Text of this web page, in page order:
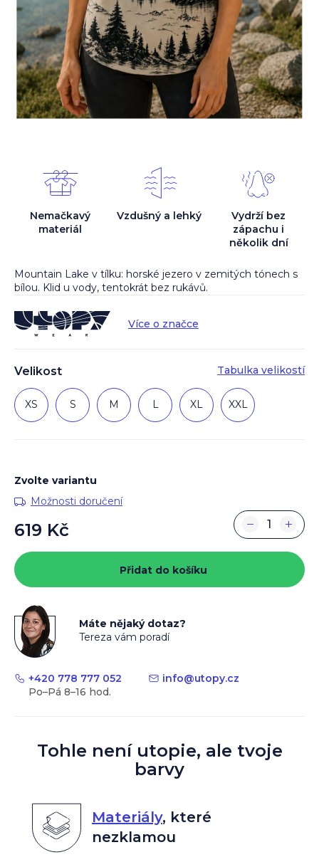
Velikost Tabulka velikostí
XS S M L XL XXL
Mountain Lake v tílku: horské jezero v zemitých tónech s
bílou. Klid u vody, tentokrát bez rukávů.
Více o značce
Nemačkavý
materiál
Vzdušný a lehký
Vydrží bez
zápachu i
několik dní
Zvolte variantu
Možnosti doručení
619 Kč
cena:
+
−
Přidat do košíku
Máte nějaký dotaz?
Tereza vám poradí
+420 778 777 052 info@utopy.cz
Tohle není utopie, ale tvoje
barvy
Materiály, které
nezklamou